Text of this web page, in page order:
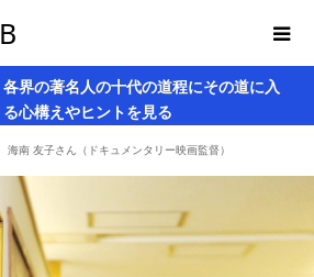
各界の著名人の十代の道程にその道に入
る心構えやヒントを見る
海南 友子さん（ドキュメンタリー映画監督）